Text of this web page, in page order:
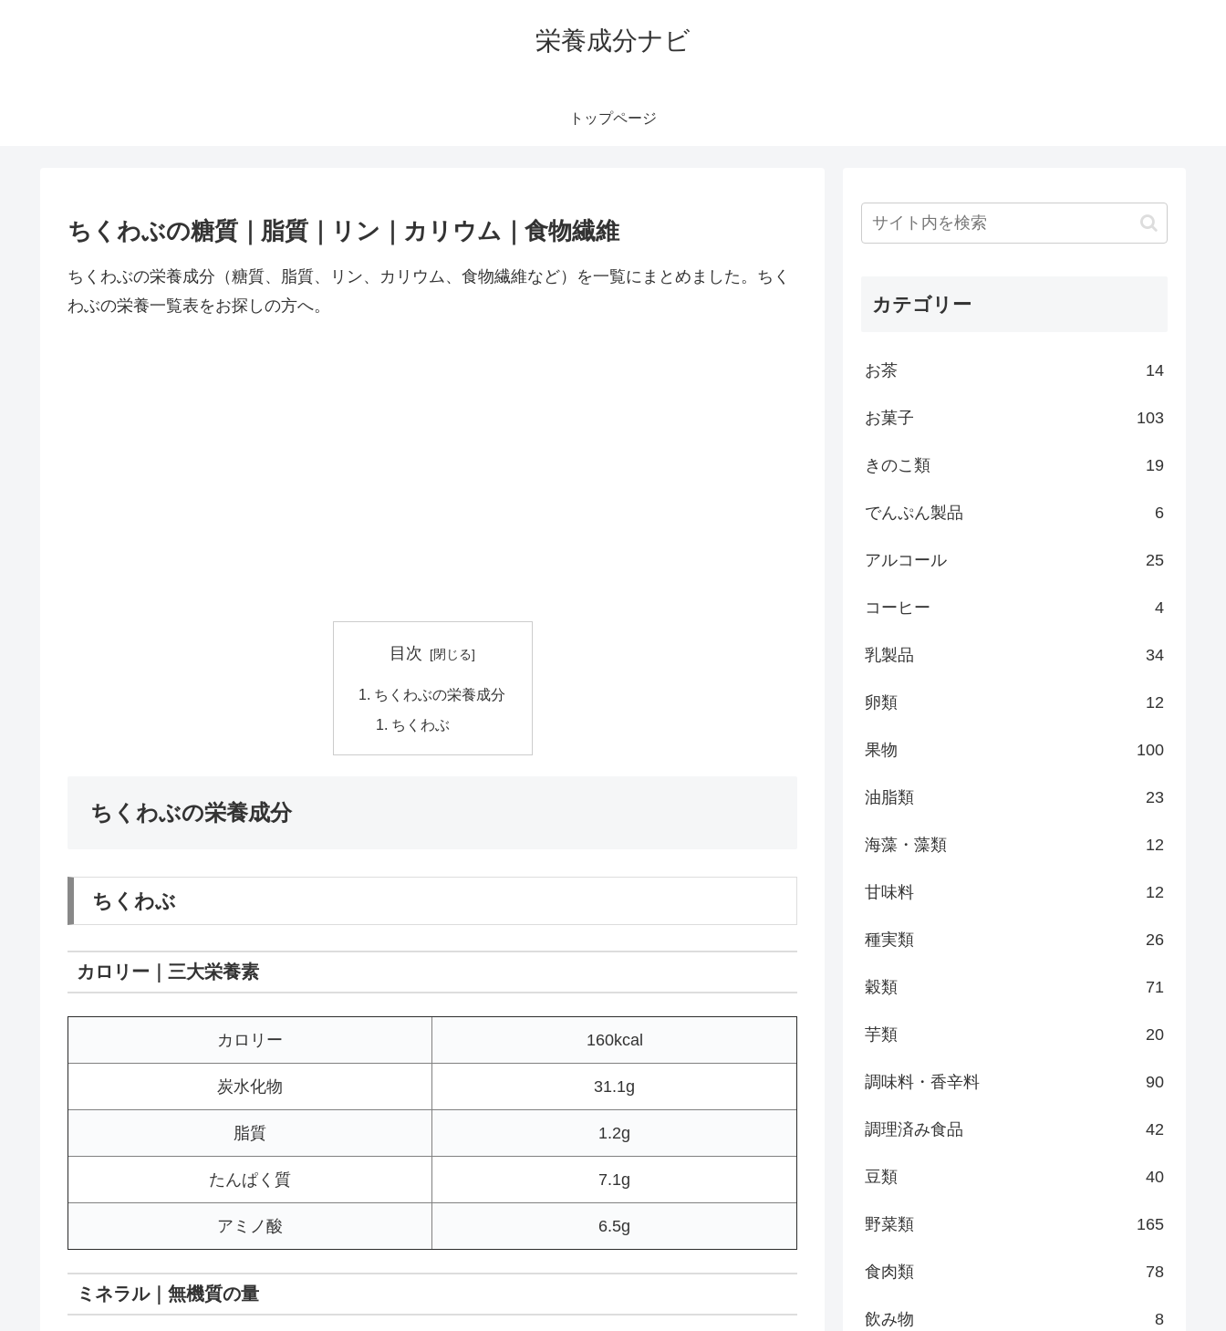
栄養成分ナビ
トップページ
ちくわぶの糖質｜脂質｜リン｜カリウム｜食物繊維
ちくわぶの栄養成分（糖質、脂質、リン、カリウム、食物繊維など）を一覧にまとめました。ちく
わぶの栄養一覧表をお探しの方へ。
目次
ちくわぶの栄養成分
ちくわぶ
ちくわぶの栄養成分
ちくわぶ
カロリー｜三大栄養素
カロリー 160kcal
炭水化物 31.1g
脂質 1.2g
たんぱく質 7.1g
アミノ酸 6.5g
ミネラル｜無機質の量
カテゴリー
お茶 14
お菓子 103
きのこ類 19
でんぷん製品 6
アルコール 25
コーヒー 4
乳製品 34
卵類 12
果物 100
油脂類 23
海藻・藻類 12
甘味料 12
種実類 26
穀類 71
芋類 20
調味料・香辛料 90
調理済み食品 42
豆類 40
野菜類 165
食肉類 78
飲み物 8